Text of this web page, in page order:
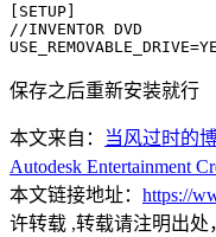
[SETUP]
//INVENTOR DVD
保存之后重新安装就行
本文来自： 当风过时的
Autodesk Entertainment
本文链接地址： https://
许转载 ,转载请注明出处